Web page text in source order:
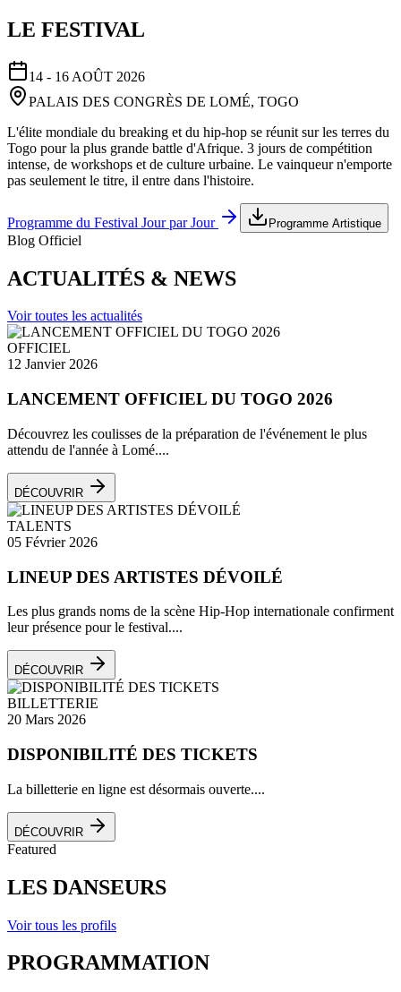
LE FESTIVAL
14 - 16 AOÛT 2026
PALAIS DES CONGRÈS DE LOMÉ, TOGO
L'élite mondiale du breaking et du hip-hop se réunit sur les terres du
Togo pour la plus grande battle d'Afrique. 3 jours de compétition
intense, de workshops et de culture urbaine. Le vainqueur n'emporte
pas seulement le titre, il entre dans l'histoire.
Programme du Festival Jour par Jour Programme Artistique
Blog Officiel
ACTUALITÉS & NEWS
Voir toutes les actualités
OFFICIEL
12 Janvier 2026
LANCEMENT OFFICIEL DU TOGO 2026
Découvrez les coulisses de la préparation de l'événement le plus
attendu de l'année à Lomé....
DÉCOUVRIR
TALENTS
05 Février 2026
LINEUP DES ARTISTES DÉVOILÉ
Les plus grands noms de la scène Hip-Hop internationale confirment
leur présence pour le festival....
DÉCOUVRIR
BILLETTERIE
20 Mars 2026
DISPONIBILITÉ DES TICKETS
La billetterie en ligne est désormais ouverte....
DÉCOUVRIR
Featured
LES DANSEURS
Voir tous les profils
PROGRAMMATION